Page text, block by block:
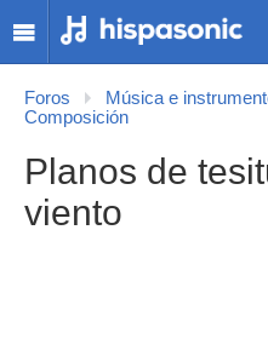
Foros Música e
Composición
Planos de
viento